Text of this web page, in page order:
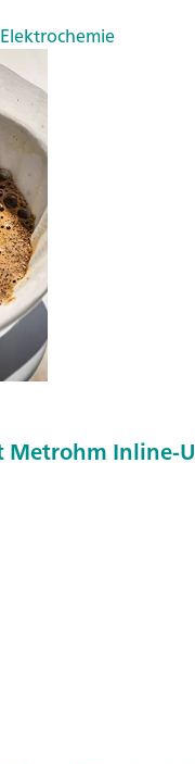
Metrohm